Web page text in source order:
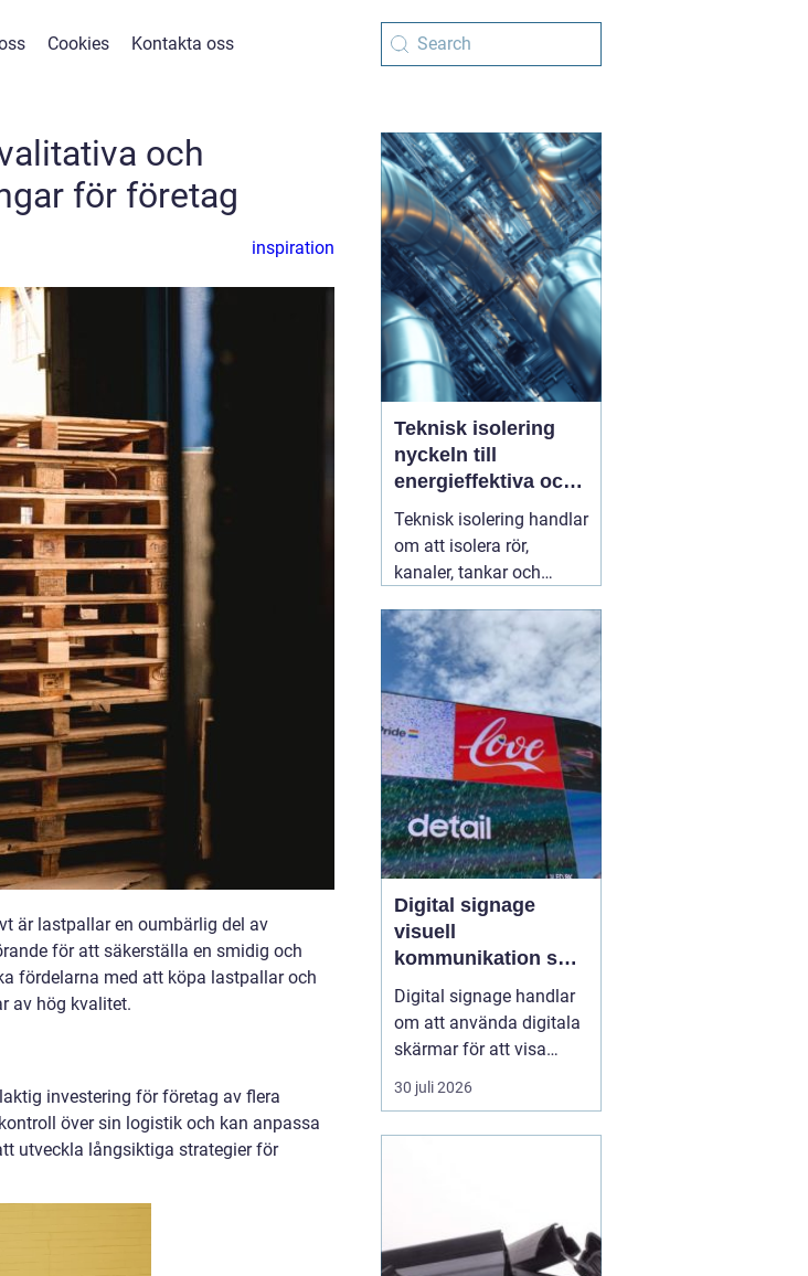
Cookies Kontakta oss
och
för företag
inspiration
är lastpallar en oumbärlig del av
för att säkerställa en smidig och
fördelarna med att köpa lastpallar och
av hög kvalitet.
investering för företag av flera
över sin logistik och kan anpassa
utveckla långsiktiga strategier för
Teknisk isolering
nyckeln till
energieffektiva och
säkra installationer
Teknisk isolering handlar
om att isolera rör,
kanaler, tankar och
byggnader och
industrier. Syftet är att
spara energi, skapa
jämnare inomhusklimat
och öka säkerheten. När
företag arbetar
strukturerat07 augusti
2026
Digital signage
visuell
kommunikation som
fångar blicken
Digital signage handlar
om att använda digitala
skärmar för att visa
rörlig bild, text och grafik
på ett sätt som
offentliga platser
ersätter digitala skärmar
30 juli 2026